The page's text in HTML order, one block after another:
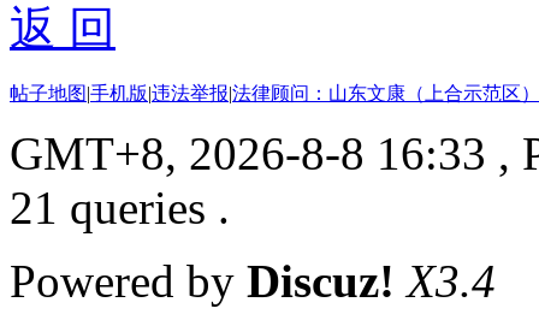
返 回
帖子地图|手机版|违法举报|法律顾问：山东文康（上合示范区
GMT+8, 2026-8-8 16:33 ,
21 queries .
Powered by Discuz! X3.4